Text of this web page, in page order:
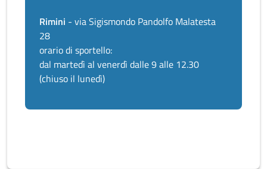
Rimini - via Sigismondo Pandolfo Malatesta
28
orario di sportello:
dal martedì al venerdì dalle 9 alle 12.30
(chiuso il lunedì)